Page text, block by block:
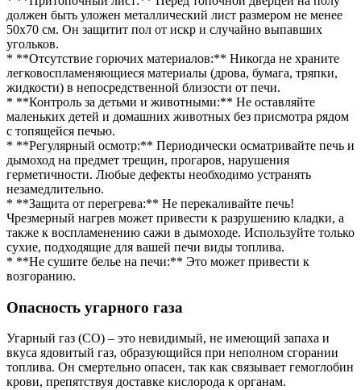
должен быть уложен металлический лист размером не менее
50х70 см. Он защитит пол от искр и случайно выпавших
угольков.
* **Отсутствие горючих материалов:** Никогда не храните
легковоспламеняющиеся материалы (дрова, бумага, тряпки,
жидкости) в непосредственной близости от печи.
* **Контроль за детьми и животными:** Не оставляйте
маленьких детей и домашних животных без присмотра рядом
с топящейся печью.
* **Регулярный осмотр:** Периодически осматривайте печь и
дымоход на предмет трещин, прогаров, нарушения
герметичности. Любые дефекты необходимо устранять
незамедлительно.
* **Защита от перегрева:** Не перекаливайте печь!
Чрезмерный нагрев может привести к разрушению кладки, а
также к воспламенению сажи в дымоходе. Используйте только
сухие, подходящие для вашей печи виды топлива.
* **Не сушите белье на печи:** Это может привести к
возгоранию.
Опасность угарного газа
Угарный газ (CO) – это невидимый, не имеющий запаха и
вкуса ядовитый газ, образующийся при неполном сгорании
топлива. Он смертельно опасен, так как связывает гемоглобин
крови, препятствуя доставке кислорода к органам.